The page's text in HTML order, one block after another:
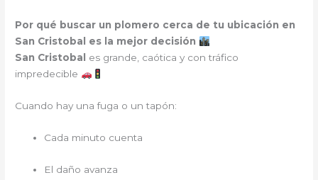
Por qué buscar un plomero cerca de tu ubicación en
San Cristobal es la mejor decisión
San Cristobal
es grande, caótica y con tráfico
impredecible
Cuando hay una fuga o un tapón:
Cada minuto cuenta
El daño avanza